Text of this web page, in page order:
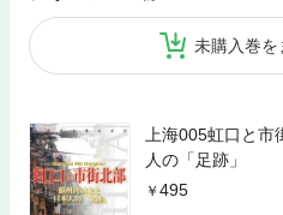
未購入巻を
上海005虹口と
人の「足跡」
495